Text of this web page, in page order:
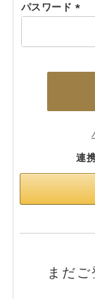
パスワード
須)
連
まだ